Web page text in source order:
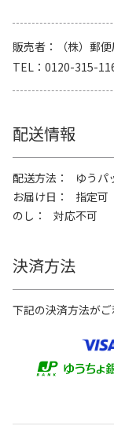
販売者
（株）郵
TEL
0120-315-
配送情報
配送方法
ゆうパ
お届け日
指定可
のし
対応不可
決済方法
下記の決済方法がご